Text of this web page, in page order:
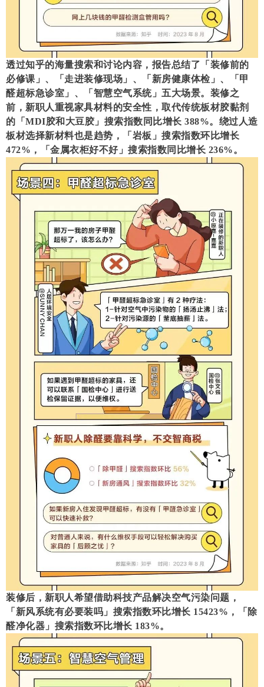
透过知乎的海量搜索和讨论内容，报告总结了「装修前的
必修课」、「走进装修现场」、「新房健康体检」、「甲
醛超标急诊室」、「智慧空气系统」五大场景。装修之
前，新职人重视家具材料的安全性，取代传统板材胶黏剂
的「MDI胶和大豆胶」搜索指数同比增长 388%。 绕过人造
板材选择新材料也是趋势，「岩板」搜索指数环比增长
472%，「金属衣柜好不好」搜索指数同比增长 236%。
装修后，新职人希望借助科技产品解决空气污染问题，
「新风系统有必要装吗」搜索指数环比增长 15423%，「除
醛净化器」搜索指数环比增长 183%。